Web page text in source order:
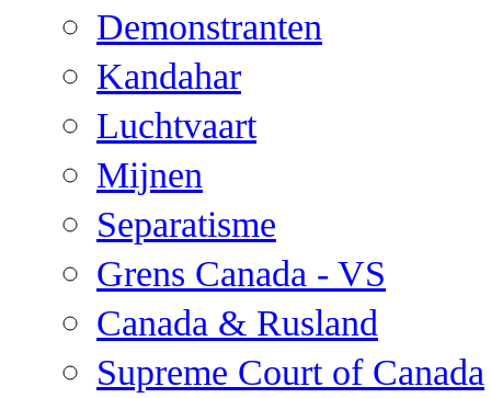
Demonstranten
Kandahar
Luchtvaart
Mijnen
Separatisme
Grens Canada - VS
Canada & Rusland
Supreme Court of Canada